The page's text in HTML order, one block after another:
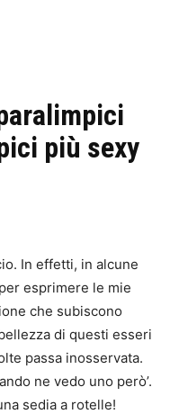
più sexy
In effetti, in alcune
esprimere le mie
che subiscono
di questi esseri
passa inosservata.
ne vedo uno però’.
sedia a rotelle!